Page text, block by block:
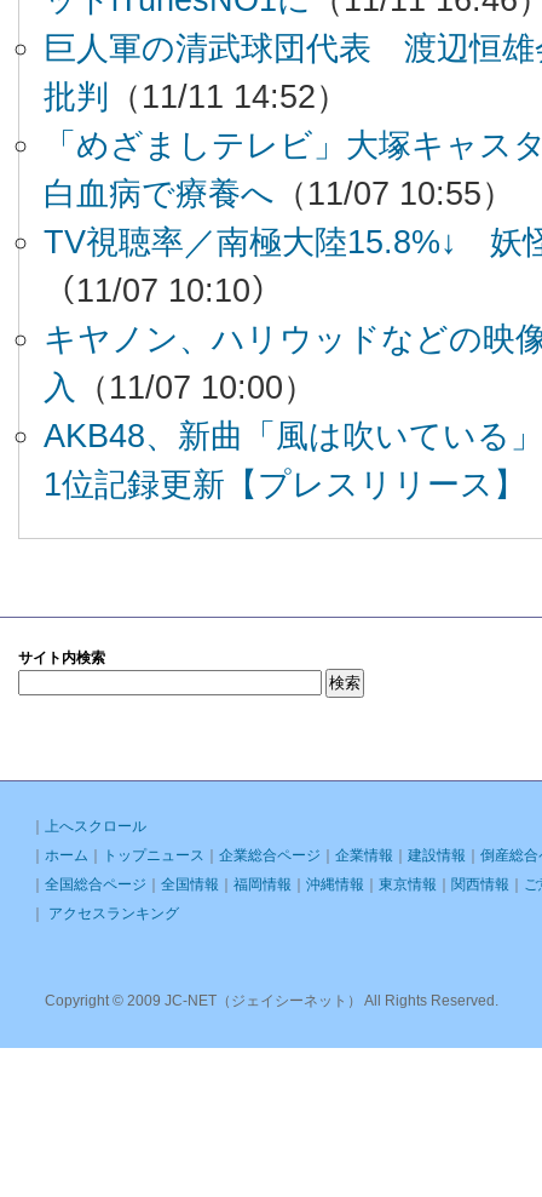
巨人軍の清武球団代表 渡辺恒雄
批判
（11/11 14:52）
「めざましテレビ」大塚キャス
白血病で療養へ （11/07 10:55）
TV視聴率／南極大陸15.8%↓
（11/07 10:10）
キヤノン、ハリウッドなどの映
入
（11/07 10:00）
AKB48、新曲「風は吹いている
1位記録更新【プレスリリース】
サイト内検索
｜
上へスクロール
｜ ホーム ｜ トップニュース ｜ 企業総合ページ ｜ 企業情報 ｜ 建設情報 ｜ 倒産総合
｜ 全国総合ページ ｜ 全国情報 ｜ 福岡情報 ｜ 沖縄情報 ｜ 東京情報 ｜ 関西情報 ｜
｜
アクセスランキング
Copyright © 2009 JC-NET（ジェイシーネット） All Rights Reserved.